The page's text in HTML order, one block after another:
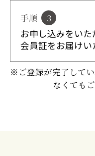
手順 3
お申し込みをい
会員証をお届けい
※ご登録が完了して
なくても